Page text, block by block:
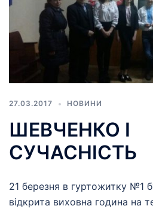
27.03.2017 НОВИНИ
ШЕВЧЕНКО І
СУЧАСНІСТЬ
21 березня в гуртожитку №1
відкрита виховна година на